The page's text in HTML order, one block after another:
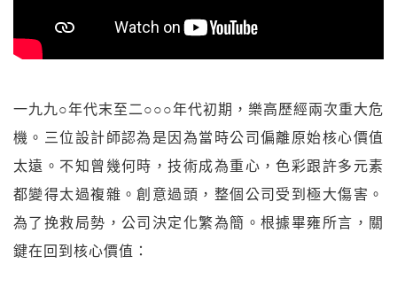
一九九○年代末至二○○○年代初期，樂高歷經兩次重大危
機。三位設計師認為是因為當時公司偏離原始核心價值
太遠。不知曾幾何時，技術成為重心，色彩跟許多元素
都變得太過複雜。創意過頭，整個公司受到極大傷害。
為了挽救局勢，公司決定化繁為簡。根據畢雍所言，關
鍵在回到核心價值：